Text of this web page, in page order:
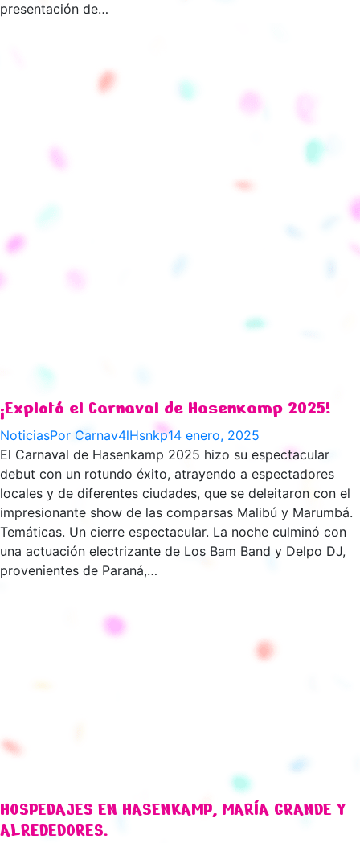
presentación de…
¡Explotó el Carnaval de Hasenkamp 2025!
NoticiasPor Carnav4lHsnkp14 enero, 2025
El Carnaval de Hasenkamp 2025 hizo su espectacular
debut con un rotundo éxito, atrayendo a espectadores
locales y de diferentes ciudades, que se deleitaron con el
impresionante show de las comparsas Malibú y Marumbá.
Temáticas. Un cierre espectacular. La noche culminó con
una actuación electrizante de Los Bam Band y Delpo DJ,
provenientes de Paraná,…
HOSPEDAJES EN HASENKAMP, MARÍA GRANDE Y
ALREDEDORES.